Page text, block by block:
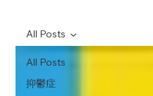
All Posts
抑鬱症
All Posts